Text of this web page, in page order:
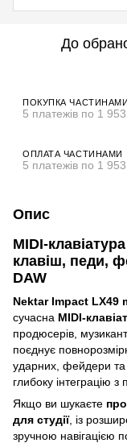
До
ПОКУПКА ЧАСТИНАМИ
5 платежів по 1
ОПЛАТА ЧАСТИНАМИ
5 платежів по 1
Опис
MIDI-
клавіш, педи,
DAW
Nektar Impact LX49
сучасна MIDI-
продюсерів,
поєднує
ударних, фейдери та
глибоку інтеграцію
Якщо ви шукаєте
для студії, із
зручною навігацією